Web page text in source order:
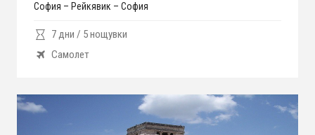
София – Рейкявик – София
7 дни / 5 нощувки
Самолет